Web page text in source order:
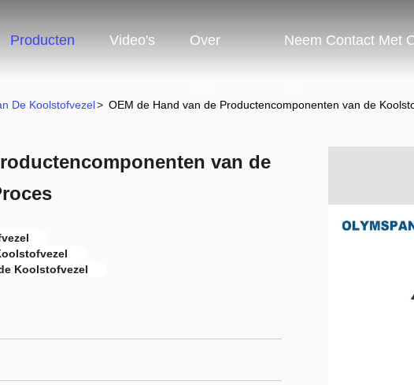
Producten Video's Over Neem Contact Met
De Koolstofvezel> OEM de Hand van de Productencomponenten van de
van de
Koolstofvezel